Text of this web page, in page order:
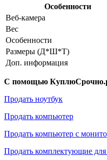
Особенности
Веб-камера
Вес
Особенности
Размеры (Д*Ш*Т)
Доп. информация
С помощью
Продать ноутбук
Продать компьютер
Продать компьютер с
Продать комплектующие